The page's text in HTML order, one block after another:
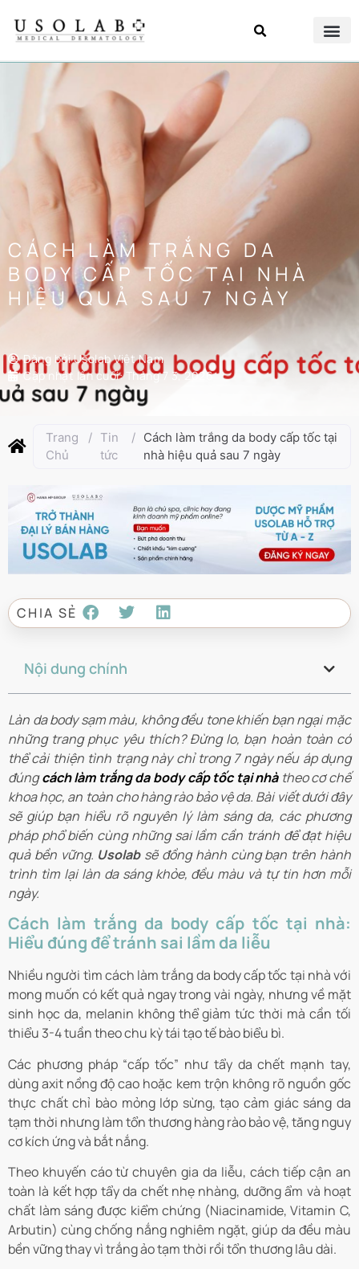
CÁCH LÀM TRẮNG DA
BODY CẤP TỐC TẠI NHÀ
HIỆU QUẢ SAU 7 NGÀY
Đăng bởiUsolab Việt Nam
Cập nhật lần cuối:Tháng 7 3, 2026
Trang
Chủ
/ Tin
tức
/ Cách làm trắng da body cấp tốc tại
nhà hiệu quả sau 7 ngày
CHIA SẺ
Nội dung chính
Làn da body sạm màu, không đều tone khiến bạn ngại mặc
những trang phục yêu thích? Đừng lo, bạn hoàn toàn có
thể cải thiện tình trạng này chỉ trong 7 ngày nếu áp dụng
đúngcách làm trắng da body cấp tốc tại nhàtheo cơ chế
khoa học, an toàn cho hàng rào bảo vệ da. Bài viết dưới đây
sẽ giúp bạn hiểu rõ nguyên lý làm sáng da, các phương
pháp phổ biến cùng những sai lầm cần tránh để đạt hiệu
quả bền vững. Usolabsẽ đồng hành cùng bạn trên hành
trình tìm lại làn da sáng khỏe, đều màu và tự tin hơn mỗi
ngày.
Cách làm trắng da body cấp tốc tại nhà:
Hiểu đúng để tránh sai lầm da liễu
Nhiều người tìm cách làm trắng da body cấp tốc tại nhà với
mong muốn có kết quả ngay trong vài ngày, nhưng về mặt
sinh học da, melanin không thể giảm tức thời mà cần tối
thiểu 3-4 tuần theo chu kỳ tái tạo tế bào biểu bì.
Các phương pháp “cấp tốc” như tẩy da chết mạnh tay,
dùng axit nồng độ cao hoặc kem trộn không rõ nguồn gốc
thực chất chỉ bào mỏng lớp sừng, tạo cảm giác sáng da
tạm thời nhưng làm tổn thương hàng rào bảo vệ, tăng nguy
cơ kích ứng và bắt nắng.
Theo khuyến cáo từ chuyên gia da liễu, cách tiếp cận an
toàn là kết hợp tẩy da chết nhẹ nhàng, dưỡng ẩm và hoạt
chất làm sáng được kiểm chứng (Niacinamide, Vitamin C,
Arbutin) cùng chống nắng nghiêm ngặt, giúp da đều màu
bền vững thay vì trắng ảo tạm thời rồi tổn thương lâu dài.